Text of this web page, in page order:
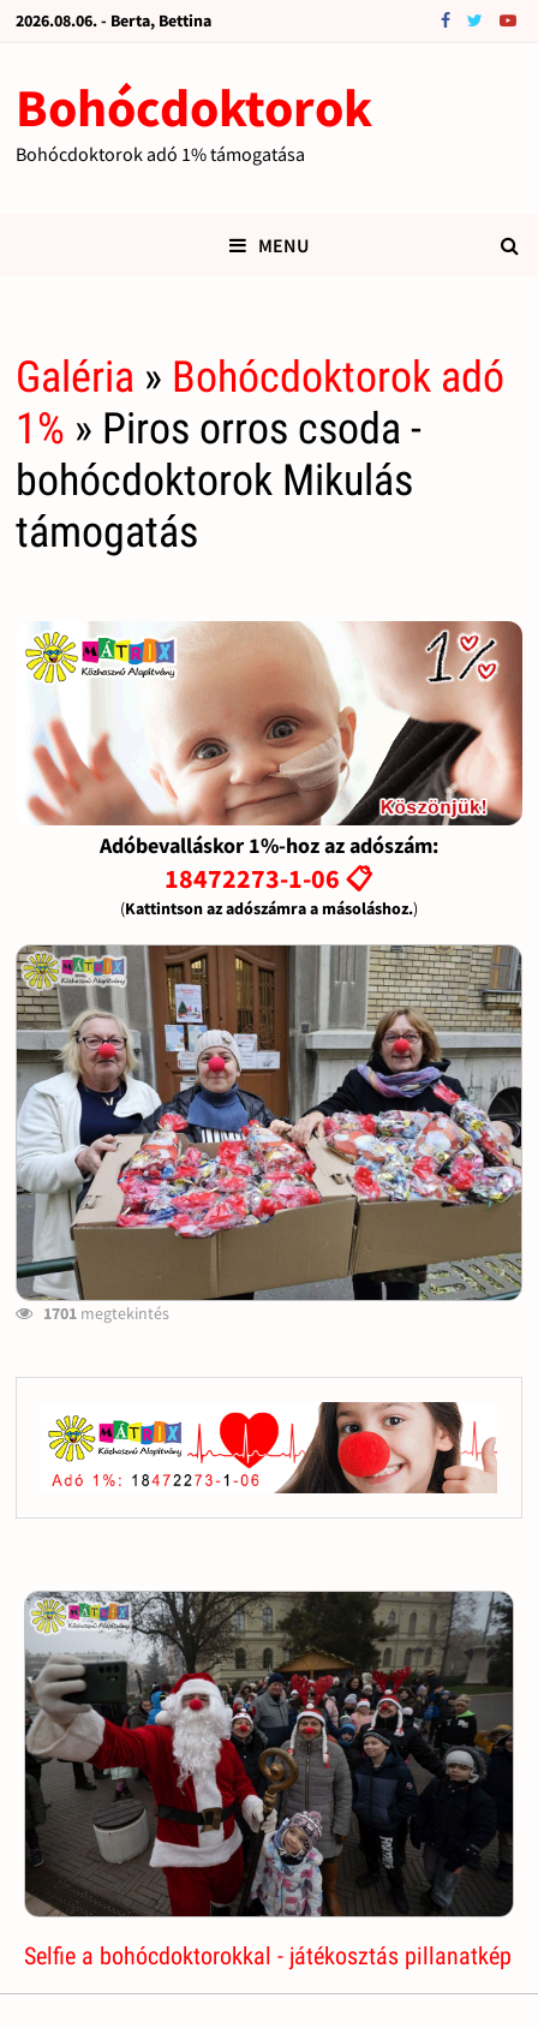
2026.08.06. - Berta, Bettina
Bohócdoktorok
Bohócdoktorok adó 1% támogatása
MENU
Galéria » Bohócdoktorok adó
1% » Piros orros csoda -
bohócdoktorok Mikulás
támogatás
Adóbevalláskor 1%-hoz az adószám:
18472273-1-06 📋
(Kattintson az adószámra a másoláshoz.)
1701megtekintés
Selfie a bohócdoktorokkal - játékosztás pillanatkép